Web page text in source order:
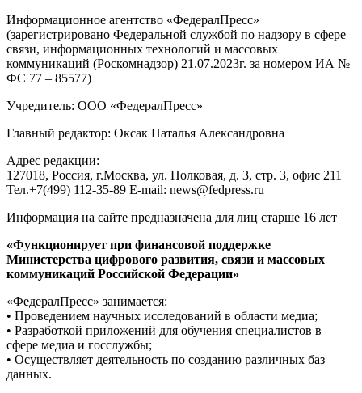
Информационное агентство «ФедералПресс»
(зарегистрировано Федеральной службой по надзору в сфере
связи, информационных технологий и массовых
коммуникаций (Роскомнадзор) 21.07.2023г. за номером ИА №
ФС 77 – 85577)
Учредитель: ООО «ФедералПресс»
Главный редактор: Оксак Наталья Александровна
Адрес редакции:
127018, Россия, г.Москва, ул. Полковая, д. 3, стр. 3, офис 211
Тел.+7(499) 112-35-89 E-mail: news@fedpress.ru
Информация на сайте предназначена для лиц старше 16 лет
«Функционирует при финансовой поддержке
Министерства цифрового развития, связи и массовых
коммуникаций Российской Федерации»
«ФедералПресс» занимается:
• Проведением научных исследований в области медиа;
• Разработкой приложений для обучения специалистов в
сфере медиа и госслужбы;
• Осуществляет деятельность по созданию различных баз
данных.